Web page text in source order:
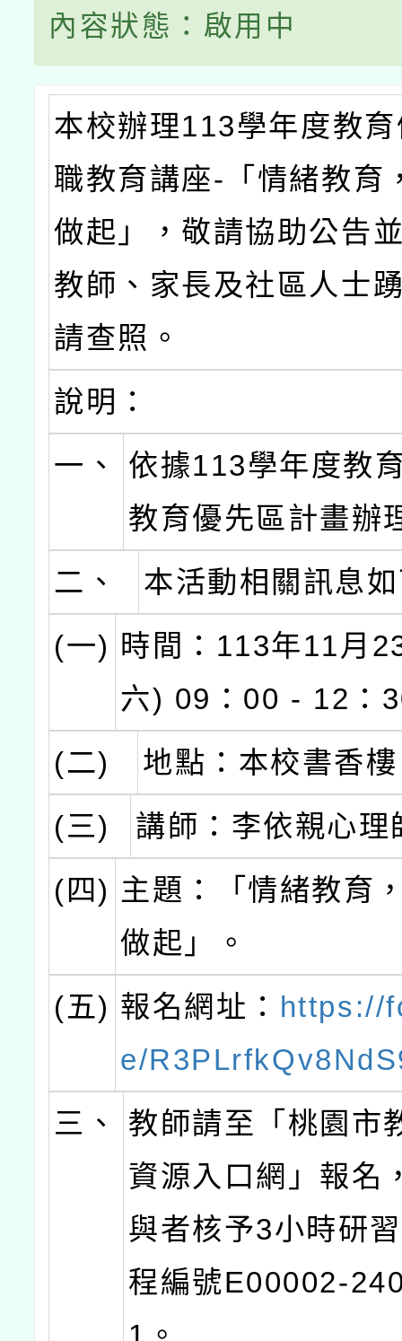
內容狀態：啟用中
本校辦理113學年度教
職教育講座-「情緒教育
做起」，敬請協助公告
教師、家長及社區人士
請查照。
說明：
一、
依據113學年度教
教育優先區計畫辦
二、
本活動相關訊息
(一) 時間：113年11月
六) 09：00 - 12：
(二)
地點：本校書香
(三)
講師：李依親心理
(四) 主題：「情緒教育
做起」。
(五) 報名網址： https://
e/
三、
教師請至「桃園市
資源入口網」報名
與者核予3小時研
程編號E00002-